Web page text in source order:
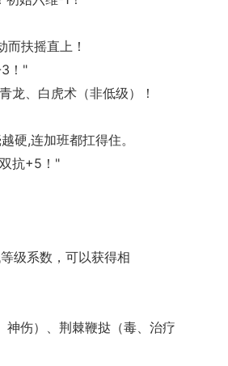
扶摇直上！
！"
龙、白虎术（非低级）！
硬,连加班都扛得住。
抗+5！"
级系数，可以获得相
神伤）、荆棘鞭挞（毒、治疗
一看吓一跳：雷死人不偿命
囧图集（1169）